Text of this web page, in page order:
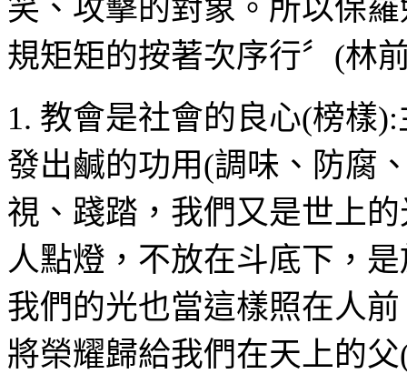
笑、攻擊的對象。所以保
規矩矩的按著次序行〞 (林
1. 教會是社會的良心(榜樣):
發出鹹的功用(調味、防腐
視、踐踏，我們又是世上
人點燈，不放在斗底下，
我們的光也當這樣照在人
將榮耀歸給我們在天上的父